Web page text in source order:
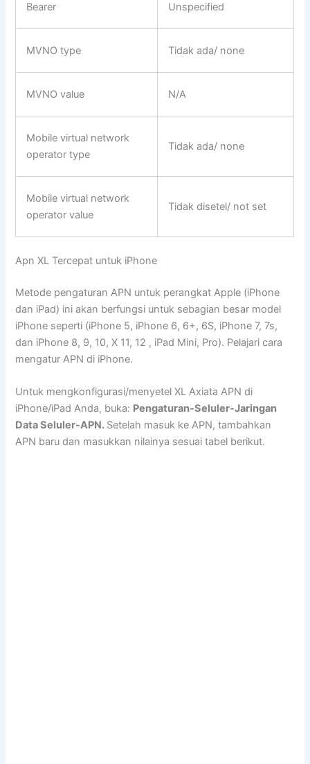
Bearer Unspecified
MVNO type Tidak ada/ none
MVNO value N/A
Mobile virtual network
operator type
Tidak ada/ none
Mobile virtual network
operator value
Tidak disetel/ not set
Apn XL Tercepat untuk iPhone
Metode pengaturan APN untuk perangkat Apple (iPhone
dan iPad) ini akan berfungsi untuk sebagian besar model
iPhone seperti (iPhone 5, iPhone 6, 6+, 6S, iPhone 7, 7s,
dan iPhone 8, 9, 10, X 11, 12 , iPad Mini, Pro). Pelajari cara
mengatur APN di iPhone.
Untuk mengkonfigurasi/menyetel XL Axiata APN di
iPhone/iPad Anda, buka: Pengaturan-Seluler-Jaringan
Data Seluler-APN. Setelah masuk ke APN, tambahkan
APN baru dan masukkan nilainya sesuai tabel berikut.